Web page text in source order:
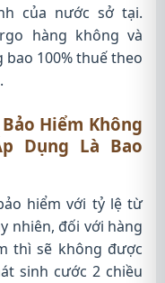
của nước sở tại.
hàng không và
100% thuế theo
Hiểm Không
Dụng Là Bao
hiểm với tỷ lệ từ
nhiên, đối với hàng
thì sẽ không được
sinh cước 2 chiều